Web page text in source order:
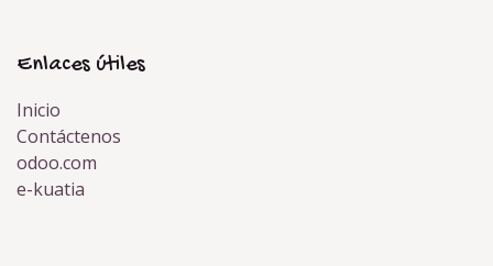
Enlaces útiles
Inicio
Contáctenos
odoo.com
e-kuatia